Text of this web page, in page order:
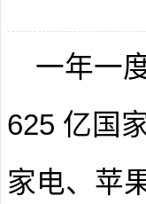
一年一
625 亿国
家电、苹